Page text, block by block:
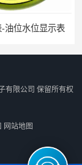
水位显示表
有限公司 保留所有权
网站地图